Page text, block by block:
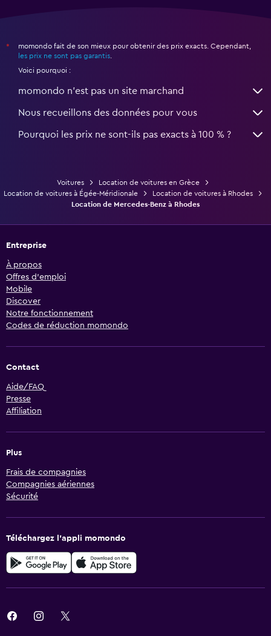
*
momondo fait de son mieux pour obtenir des prix exacts. Cependant,
les prix ne sont pas garantis
Voici pourquoi :
momondo n'est pas un site marchand
Nous recueillons des données pour vous
Pourquoi les prix ne sont-ils pas exacts à 100 % ?
Voitures
Location de voitures en Grèce
Location de voitures à Égée-Méridionale
Location de voitures à Rhodes
Location de Mercedes-Benz à Rhodes
Entreprise
À propos
Offres d’emploi
Mobile
Discover
Notre fonctionnement
Codes de réduction momondo
Contact
Aide/FAQ
Presse
Affiliation
Plus
Frais de compagnies
Compagnies aériennes
Sécurité
Téléchargez l’appli momondo